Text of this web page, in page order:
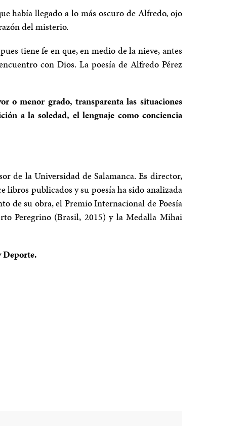
había llegado a lo más oscuro de Alfredo, ojo
del misterio.
tiene fe en que, en medio de la nieve, antes
con Dios. La poesía de Alfredo Pérez
o menor grado, transparenta las situaciones
a la soledad, el lenguaje como conciencia
de la Universidad de Salamanca. Es director,
libros publicados y su poesía ha sido analizada
de su obra, el Premio Internacional de Poesía
Peregrino (Brasil, 2015) y la Medalla Mihai
Deporte.